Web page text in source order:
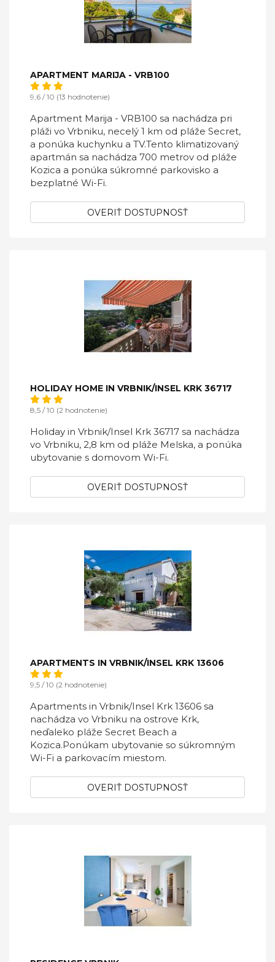
APARTMENT MARIJA - VRB100
9,6 / 10 (13 hodnotenie)
Apartment Marija - VRB100 sa nachádza pri
pláži vo Vrbniku, necelý 1 km od pláže Secret,
a ponúka kuchynku a TV.Tento klimatizovaný
apartmán sa nachádza 700 metrov od pláže
Kozica a ponúka súkromné ​​parkovisko a
bezplatné Wi-Fi.
OVERIŤ DOSTUPNOSŤ
HOLIDAY HOME IN VRBNIK/INSEL KRK 36717
8,5 / 10 (2 hodnotenie)
Holiday in Vrbnik/Insel Krk 36717 sa nachádza
vo Vrbniku, 2,8 km od pláže Melska, a ponúka
ubytovanie s domovom Wi-Fi.
OVERIŤ DOSTUPNOSŤ
APARTMENTS IN VRBNIK/INSEL KRK 13606
9,5 / 10 (2 hodnotenie)
Apartments in Vrbnik/Insel Krk 13606 sa
nachádza vo Vrbniku na ostrove Krk,
neďaleko pláže Secret Beach a
Kozica.Ponúkam ubytovanie so súkromným
Wi-Fi a parkovacím miestom.
OVERIŤ DOSTUPNOSŤ